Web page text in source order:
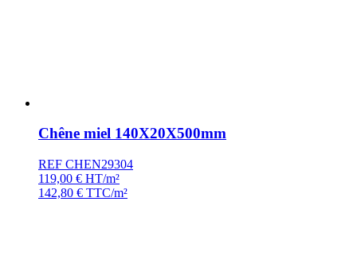
Chêne miel 140X20X500mm
REF CHEN29304
119,00 € HT/m²
142,80 € TTC/m²